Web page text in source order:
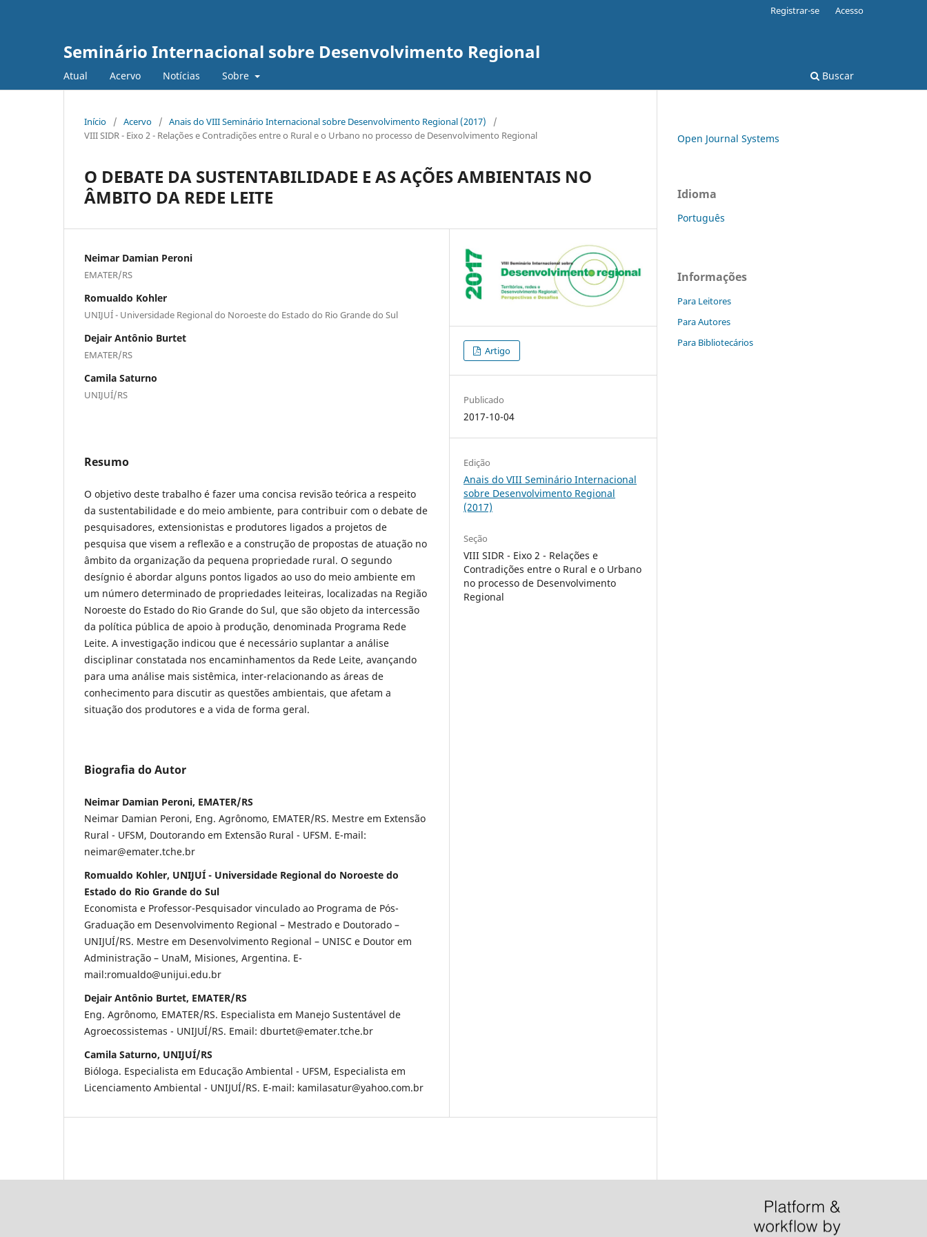
Seminário Internacional sobre Desenvolvimento Regional
Atual Acervo Notícias Sobre Buscar
Registrar-se Acesso
Início / Acervo / Anais do VIII Seminário Internacional sobre Desenvolvimento Regional (2017)
/
VIII SIDR - Eixo 2 - Relações e Contradições entre o Rural e o Urbano no processo de Desenvolvimento Regional
O DEBATE DA SUSTENTABILIDADE E AS AÇÕES AMBIENTAIS NO
ÂMBITO DA REDE LEITE
Neimar Damian Peroni
EMATER/RS
Romualdo Kohler
UNIJUÍ - Universidade Regional do Noroeste do Estado do Rio Grande do Sul
Dejair Antônio Burtet
EMATER/RS
Camila Saturno
UNIJUÍ/RS
Resumo
O objetivo deste trabalho é fazer uma concisa revisão teórica a respeito
da sustentabilidade e do meio ambiente, para contribuir com o debate de
pesquisadores, extensionistas e produtores ligados a projetos de
pesquisa que visem a reflexão e a construção de propostas de atuação no
âmbito da organização da pequena propriedade rural. O segundo
desígnio é abordar alguns pontos ligados ao uso do meio ambiente em
um número determinado de propriedades leiteiras, localizadas na Região
Noroeste do Estado do Rio Grande do Sul, que são objeto da intercessão
da política pública de apoio à produção, denominada Programa Rede
Leite. A investigação indicou que é necessário suplantar a análise
disciplinar constatada nos encaminhamentos da Rede Leite, avançando
para uma análise mais sistêmica, inter-relacionando as áreas de
conhecimento para discutir as questões ambientais, que afetam a
situação dos produtores e a vida de forma geral.
Biografia do Autor
Neimar Damian Peroni, EMATER/RS
Neimar Damian Peroni, Eng. Agrônomo, EMATER/RS. Mestre em Extensão
Rural - UFSM, Doutorando em Extensão Rural - UFSM. E-mail:
neimar@emater.tche.br
Romualdo Kohler, UNIJUÍ - Universidade Regional do Noroeste do
Estado do Rio Grande do Sul
Economista e Professor-Pesquisador vinculado ao Programa de Pós-
Graduação em Desenvolvimento Regional – Mestrado e Doutorado –
UNIJUÍ/RS. Mestre em Desenvolvimento Regional – UNISC e Doutor em
Administração – UnaM, Misiones, Argentina. E-
mail:romualdo@unijui.edu.br
Dejair Antônio Burtet, EMATER/RS
Eng. Agrônomo, EMATER/RS. Especialista em Manejo Sustentável de
Agroecossistemas - UNIJUÍ/RS. Email: dburtet@emater.tche.br
Camila Saturno, UNIJUÍ/RS
Bióloga. Especialista em Educação Ambiental - UFSM, Especialista em
Licenciamento Ambiental - UNIJUÍ/RS. E-mail: kamilasatur@yahoo.com.br
Artigo
Publicado
2017-10-04
Edição
Anais do VIII Seminário Internacional
sobre Desenvolvimento Regional
(2017)
Seção
VIII SIDR - Eixo 2 - Relações e
Contradições entre o Rural e o Urbano
no processo de Desenvolvimento
Regional
Open Journal Systems
Idioma
Português
Informações
Para Leitores
Para Autores
Para Bibliotecários